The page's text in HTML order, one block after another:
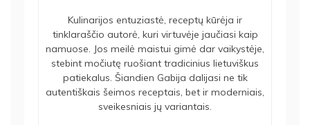
Kulinarijos entuziastė, receptų kūrėja ir
tinklaraščio autorė, kuri virtuvėje jaučiasi kaip
namuose. Jos meilė maistui gimė dar vaikystėje,
stebint močiutę ruošiant tradicinius lietuviškus
patiekalus. Šiandien Gabija dalijasi ne tik
autentiškais šeimos receptais, bet ir moderniais,
sveikesniais jų variantais.